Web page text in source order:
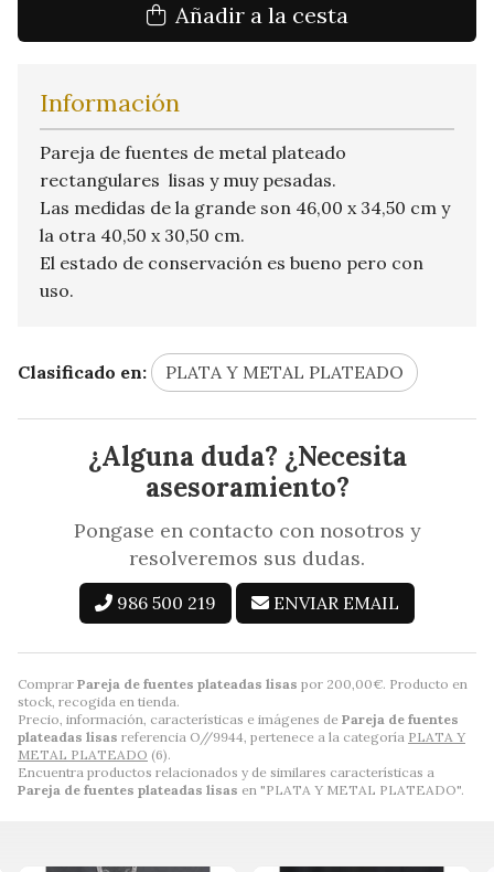
Añadir a la cesta
Comprar Pareja de fuentes plateadas lisas por 200,00€. Producto en
stock, recogida en tienda.
Precio, información, características e imágenes de Pareja de fuentes
plateadas lisas referencia O//9944, pertenece a la categoría PLATA Y
METAL PLATEADO (6).
Encuentra productos relacionados y de similares características a
Pareja de fuentes plateadas lisas en "PLATA Y METAL PLATEADO".
Información
Pareja de fuentes de metal plateado
rectangulares lisas y muy pesadas.
Las medidas de la grande son 46,00 x 34,50 cm y
la otra 40,50 x 30,50 cm.
El estado de conservación es bueno pero con
uso.
Clasificado en: PLATA Y METAL PLATEADO
¿Alguna duda? ¿Necesita
asesoramiento?
Pongase en contacto con nosotros y
resolveremos sus dudas.
986 500 219 ENVIAR EMAIL